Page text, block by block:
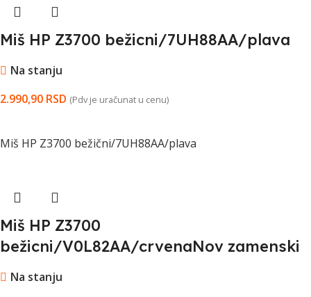
Miš HP Z3700 bežicni/7UH88AA/plava
Na stanju
2.990,90 RSD (Pdv je uračunat u cenu)
Miš HP Z3700 bežični/7UH88AA/plava
Miš HP Z3700
bežicni/V0L82AA/crvenaNov zamenski
Na stanju